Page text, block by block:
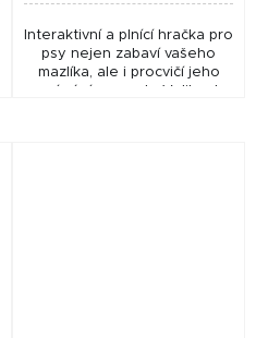
Interaktivní a plnící hračka pro
psy nejen zabaví vašeho
mazlíka, ale i procvičí jeho